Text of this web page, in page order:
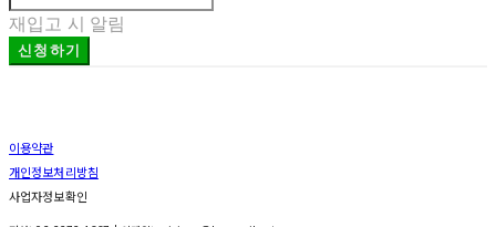
재입고 시 알림
신청하기
이용약관
개인정보처리방침
사업자정보확인